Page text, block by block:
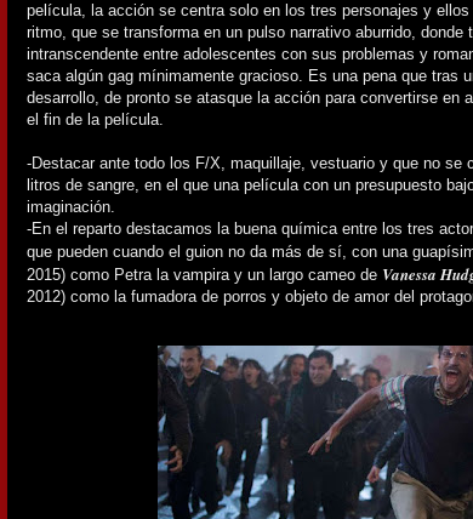
película, la acción se centra solo en los tres personajes y ellos
ritmo, que se transforma en un pulso narrativo aburrido, donde
intranscendente entre adolescentes con sus problemas y
saca algún gag mínimamente gracioso. Es una pena que tras
desarrollo, de pronto se atasque la acción para convertirse en
el fin de la película.
-Destacar ante todo los F/X, maquillaje, vestuario y que no se
litros de sangre, en el que una película con un presupuesto
imaginación.
-En el reparto destacamos la buena química entre los tres
que pueden cuando el guion no da más de sí, con una
2015) como Petra la vampira y un largo cameo de Vanessa
2012) como la fumadora de porros y objeto de amor del